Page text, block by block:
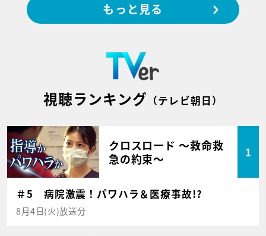
もっと見る
視聴ランキング （テレビ朝日）
クロスロード ～救命救
急の約束～
1
＃5 病院激震！パワハラ＆医療事故!?
8月4日(火)放送分